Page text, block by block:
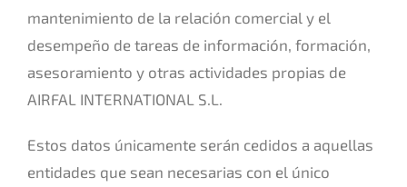
mantenimiento de la relación comercial y el
desempeño de tareas de información, formación,
asesoramiento y otras actividades propias de
AIRFAL INTERNATIONAL S.L.
Estos datos únicamente serán cedidos a aquellas
entidades que sean necesarias con el único